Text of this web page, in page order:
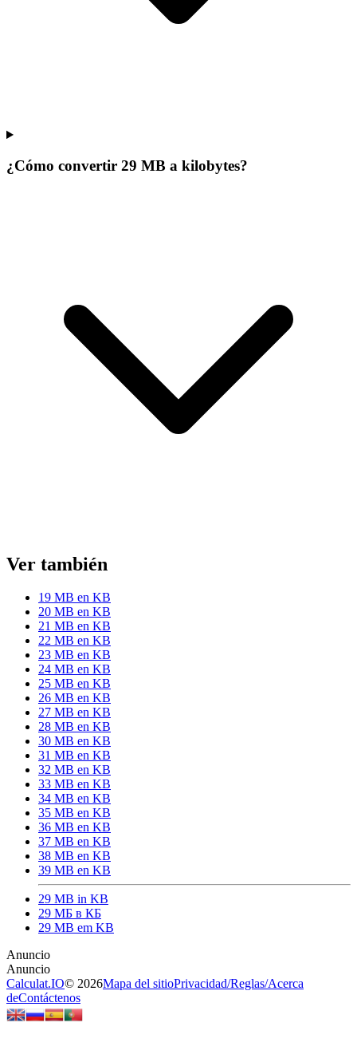
¿Cómo convertir 29 MB a kilobytes?
Ver también
19 MB en KB
20 MB en KB
21 MB en KB
22 MB en KB
23 MB en KB
24 MB en KB
25 MB en KB
26 MB en KB
27 MB en KB
28 MB en KB
30 MB en KB
31 MB en KB
32 MB en KB
33 MB en KB
34 MB en KB
35 MB en KB
36 MB en KB
37 MB en KB
38 MB en KB
39 MB en KB
29 MB in KB
29 МБ в КБ
29 MB em KB
Calculat.IO© 2026Mapa del sitioPrivacidad/Reglas/Acerca
deContáctenos